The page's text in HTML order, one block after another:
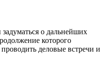
задуматься о дальнейших
которого
деловые встречи и